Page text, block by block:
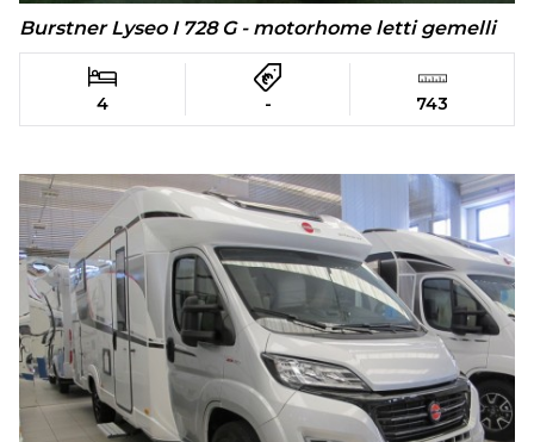
Burstner Lyseo I 728 G - motorhome letti gemelli
4 - 743